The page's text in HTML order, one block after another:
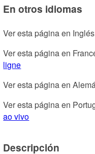
En otros idiomas
Ver esta página en
Ver esta página en
ligne
Ver esta página en
Ver esta página en
ao vivo
Descripción